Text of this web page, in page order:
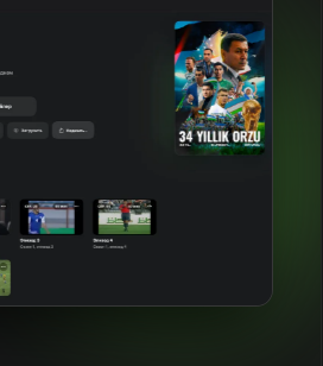
в котором фантазии оживают»